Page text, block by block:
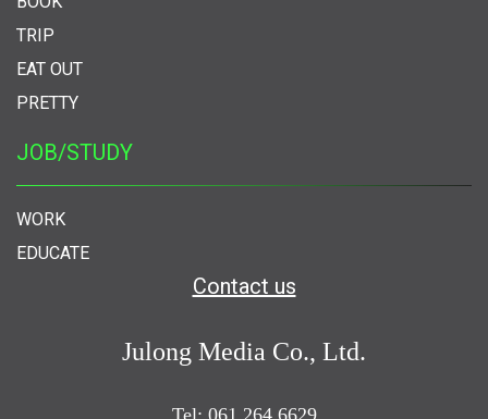
TRIP
EAT OUT
PRETTY
JOB/STUDY
WORK
EDUCATE
Contact us
Julong Media Co., Ltd.